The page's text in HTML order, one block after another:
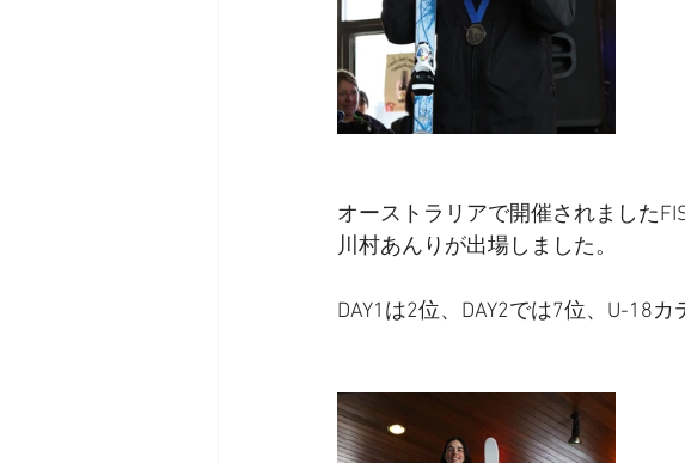
オーストラリアで開催されました
川村あんりが出場しました。
DAY1は2位、DAY2では7位、U-18